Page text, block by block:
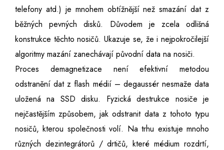
telefony atd.) je mnohem obtížnější než smazání dat z
běžných pevných disků. Důvodem je zcela odlišná
konstrukce těchto nosičů. Ukazuje se, že i nejpokročilejší
algoritmy mazání zanechávají původní data na nosiči.
Proces demagnetizace není efektivní metodou
odstranění dat z flash médií – degaussér nesmaže data
uložená na SSD disku. Fyzická destrukce nosiče je
nejčastějším způsobem, jak odstranit data z tohoto typu
nosičů, kterou společnosti volí. Na trhu existuje mnoho
různých dezintegrátorů / drtičů, které médium rozdrtí,